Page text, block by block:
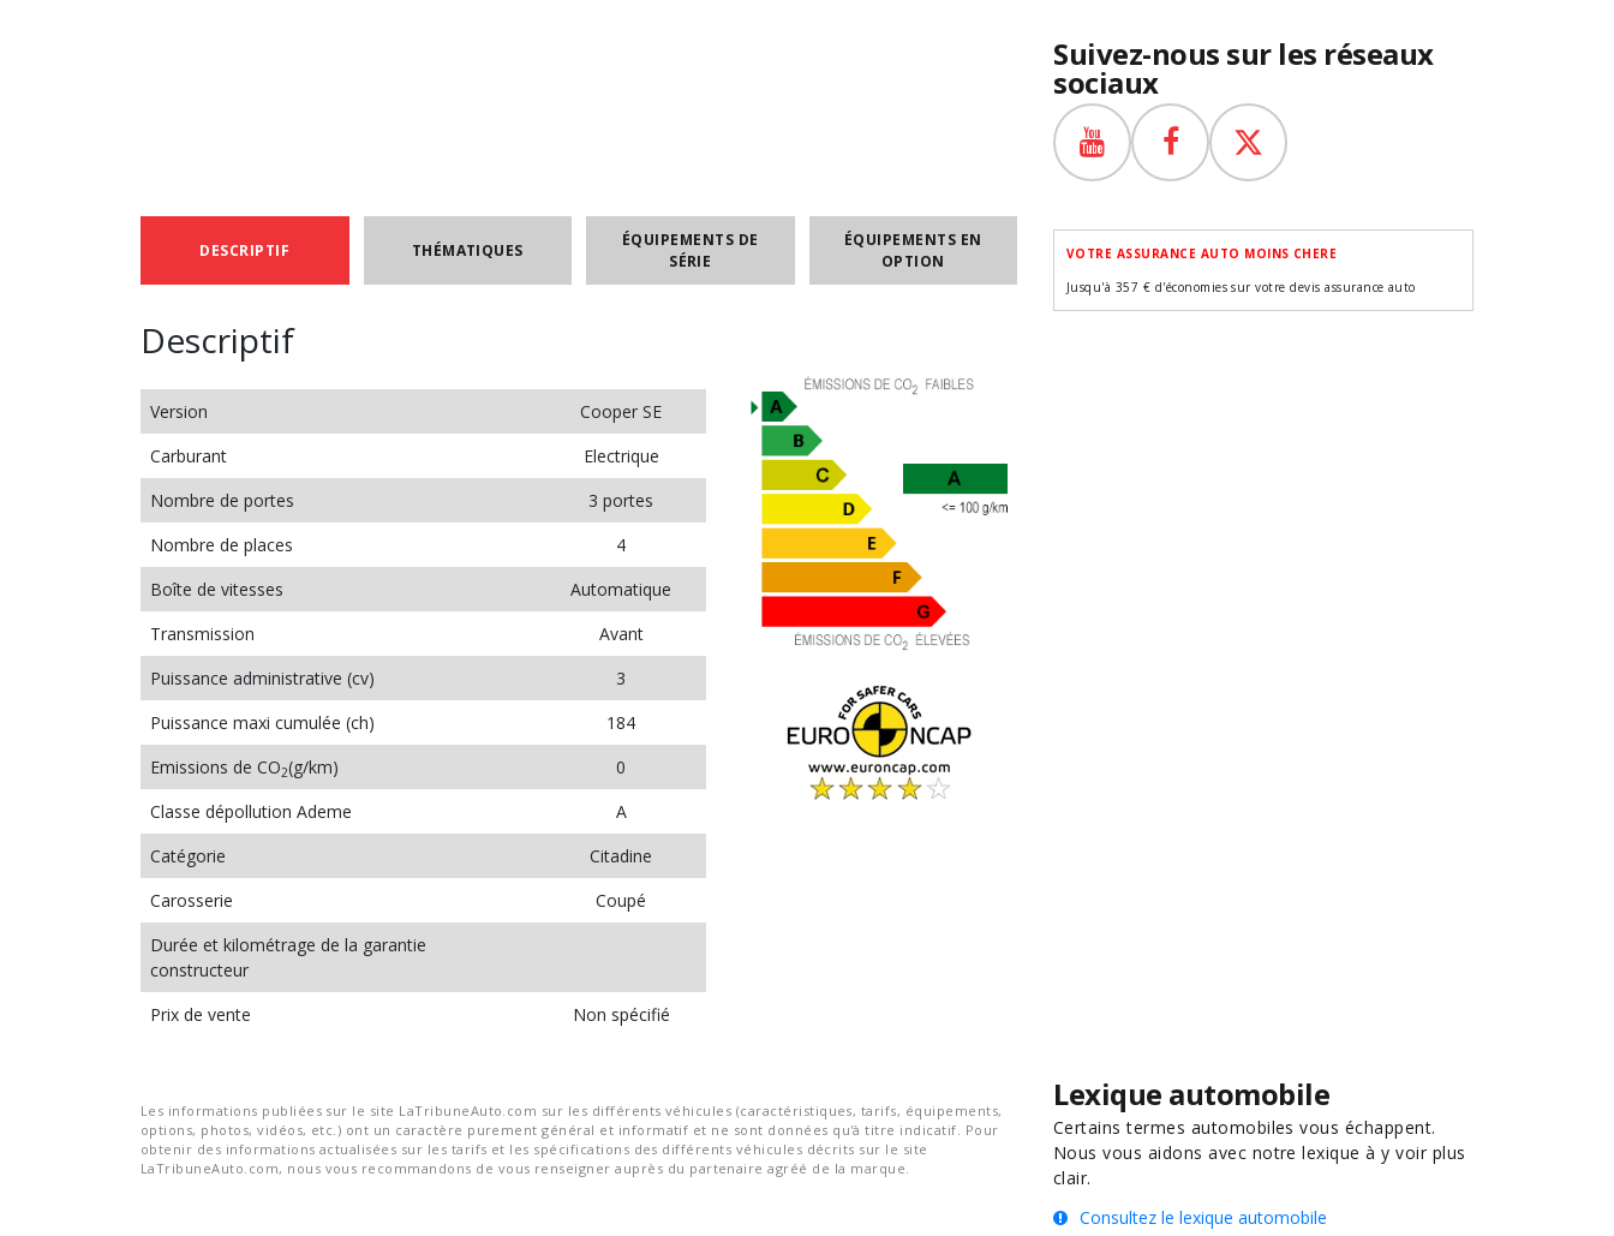
DESCRIPTIF THÉMATIQUES
ÉQUIPEMENTS DE
SÉRIE
ÉQUIPEMENTS EN
OPTION
Descriptif
Version
Cooper SE
Carburant
Electrique
Nombre de portes
3 portes
Nombre de places
4
Boîte de vitesses
Automatique
Transmission
Avant
Puissance administrative (cv)
3
Puissance maxi cumulée (ch)
184
Emissions de CO2(g/km)
0
Classe dépollution Ademe
A
Catégorie
Citadine
Carosserie
Coupé
Durée et kilométrage de la garantie
constructeur
Prix de vente
Non spécifié
Les informations publiées sur le site LaTribuneAuto.com sur les différents véhicules (caractéristiques, tarifs, équipements,
options, photos, vidéos, etc.) ont un caractère purement général et informatif et ne sont données qu'à titre indicatif. Pour
obtenir des informations actualisées sur les tarifs et les spécifications des différents véhicules décrits sur le site
LaTribuneAuto.com, nous vous recommandons de vous renseigner auprès du partenaire agréé de la marque.
Suivez-nous sur les réseaux
sociaux
VOTRE ASSURANCE AUTO MOINS CHERE
Jusqu'à 357 € d'économies sur votre devis assurance auto
Lexique automobile
Certains termes automobiles vous échappent.
Nous vous aidons avec notre lexique à y voir plus
clair.
Consultez le lexique automobile